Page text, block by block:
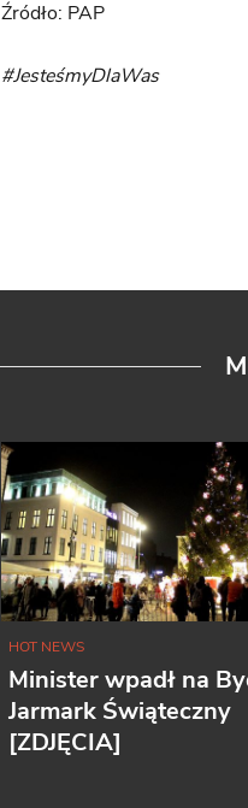
Źródło: PAP
#JesteśmyDlaWas
HOT NEWS
Minister wpadł na
Jarmark Świąteczny
[ZDJĘCIA]